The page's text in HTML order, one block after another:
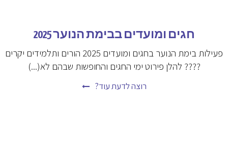
חגים ומועדים בבימת הנוער 2025
פעילות בימת הנוער בחגים ומועדים 2025 הורים ותלמידים יקרים
???? להלן פירוט ימי החגים והחופשות שבהם לא(...)
רוצה לדעת עוד?